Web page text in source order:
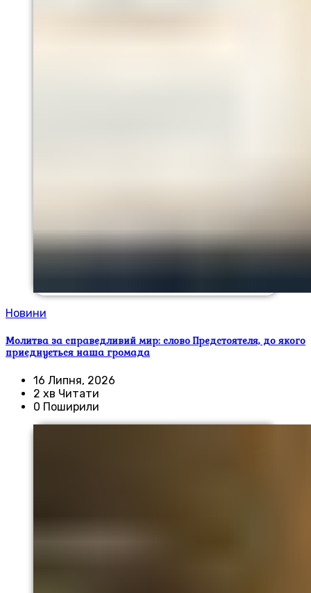
Новини
Молитва за справедливий мир: слово Предстоятеля, до якого
приєднується наша громада
16 Липня, 2026
2 хв Читати
0 Поширили